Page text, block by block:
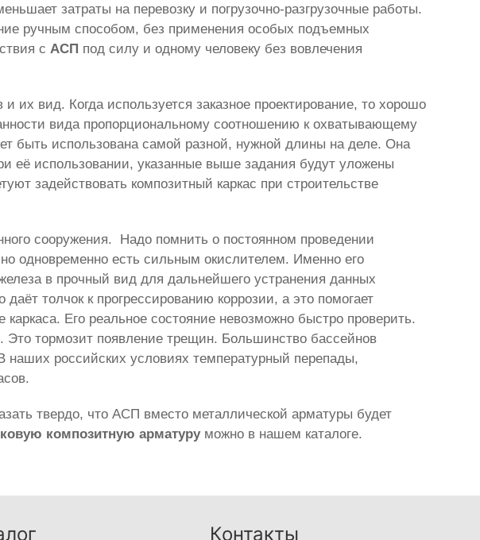
затраты на перевозку и погрузочно-разгрузочные работы.
ручным способом, без применения особых подъемных
с АСП под силу и одному человеку без вовлечения
вид. Когда используется заказное проектирование, то хорошо
вида пропорциональному соотношению к охватывающему
быть использована самой разной, нужной длины на деле. Она
её использовании, указанные выше задания будут уложены
задействовать композитный каркас при строительстве
сооружения. Надо помнить о постоянном проведении
одновременно есть сильным окислителем. Именно его
в прочный вид для дальнейшего устранения данных
толчок к прогрессированию коррозии, а это помогает
Его реальное состояние невозможно быстро проверить.
Это тормозит появление трещин. Большинство бассейнов
наших российских условиях температурный перепады,
твердо, что АСП вместо металлической арматуры будет
композитную арматуруможно в нашем каталоге.
Контакты